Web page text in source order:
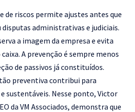
de riscos permite ajustes antes que
administrativas e judiciais.
a imagem da empresa e evita
A prevenção é sempre menos
de passivos já constituídos.
preventiva contribui para
sustentáveis. Nesse ponto, Victor
da VM Associados, demonstra que